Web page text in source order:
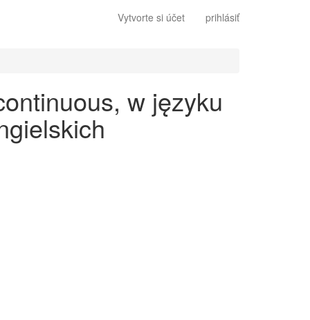
Vytvorte si účet prihlásiť
w języku